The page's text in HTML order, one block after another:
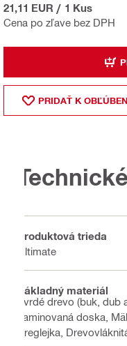
Cena po zľave bez DPH
21,11 EUR / 1 Kus
PRIDAŤ K
Produktová trieda
Ultimate
Základný materiál
Tvrdé drevo (buk,
Laminovaná doska,
Preglejka,